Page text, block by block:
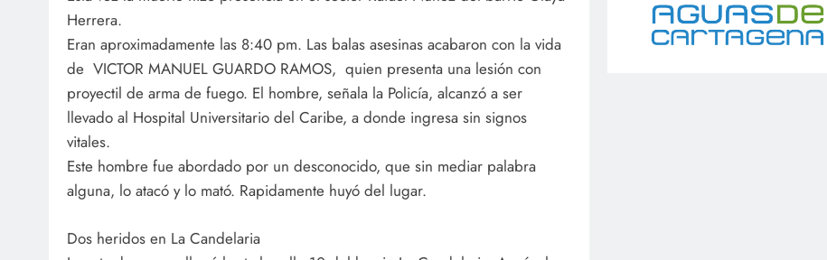
Herrera.
Eran aproximadamente las 8:40 pm. Las balas asesinas acabaron con la vida
de VICTOR MANUEL GUARDO RAMOS, quien presenta una lesión con
proyectil de arma de fuego. El hombre, señala la Policía, alcanzó a ser
llevado al Hospital Universitario del Caribe, a donde ingresa sin signos
vitales.
Este hombre fue abordado por un desconocido, que sin mediar palabra
alguna, lo atacó y lo mató. Rapidamente huyó del lugar.
Dos heridos en La Candelaria